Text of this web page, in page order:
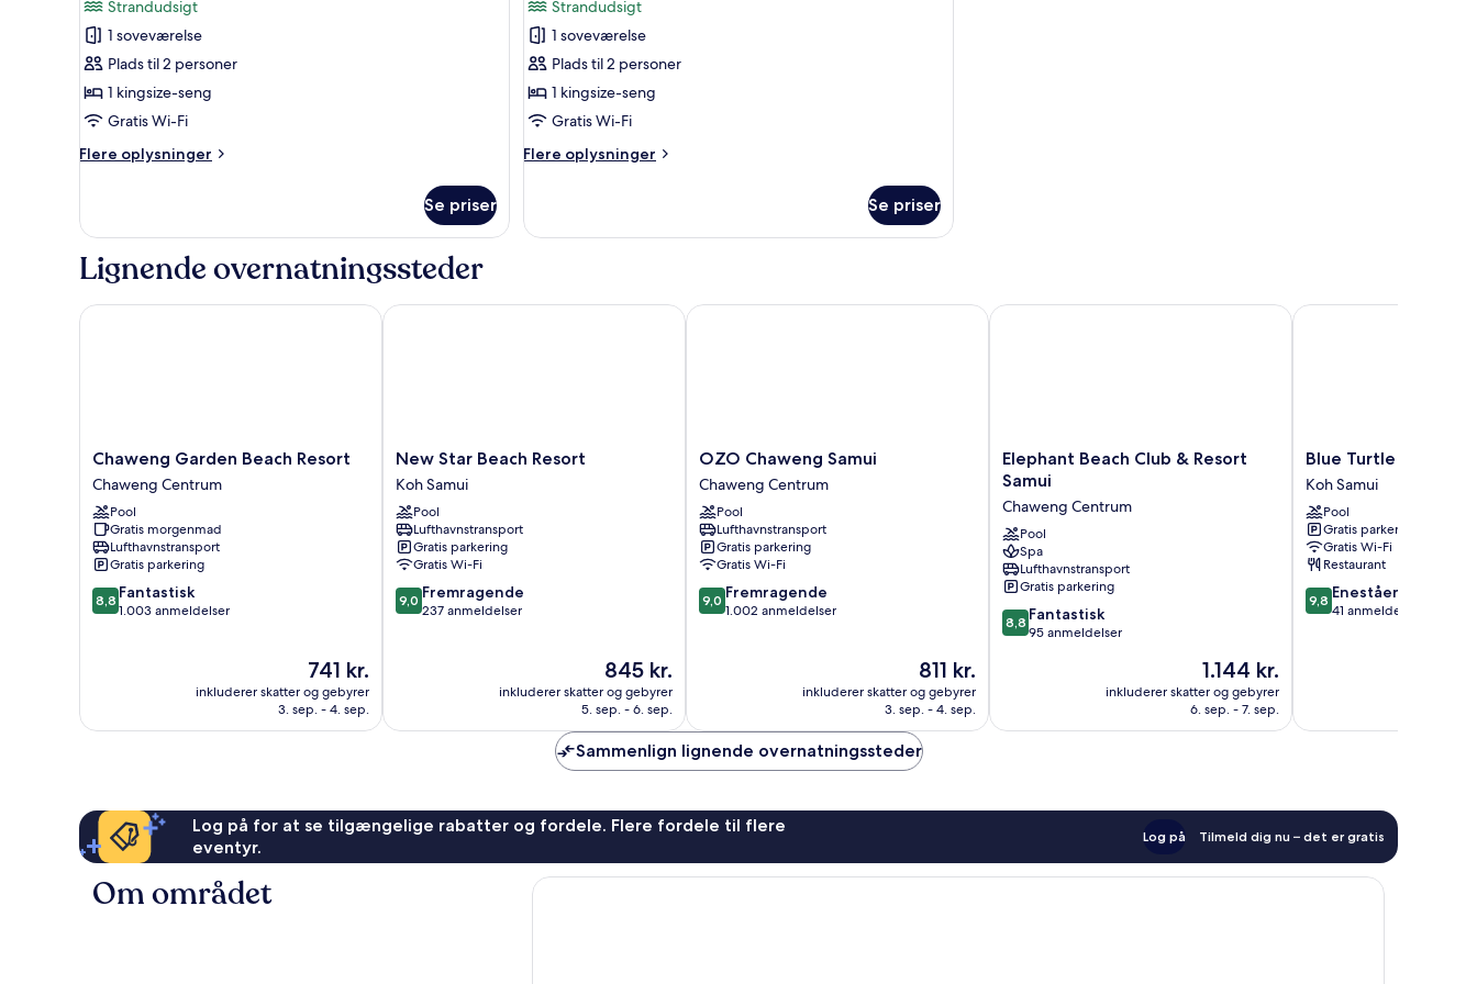
billeder
af
Paradise
Thai
Style
Strandudsigt
1 soveværelse
Plads til 2 personer
1 kingsize-seng
Gratis Wi-Fi
Flere oplysninger
Flere
Thai
Se priser
billeder
af
Paradise
Modern
Style
Strandudsigt
1 soveværelse
Plads til 2 personer
1 kingsize-seng
Gratis Wi-Fi
Flere oplysninger
Flere
Modern
Se priser
Lignende overnatningssteder
Chaweng
Garden
Beach
Resort
Chaweng
Centrum
Chaweng Garden Beach Resort
Chaweng Centrum
Pool
Gratis morgenmad
Lufthavnstransport
Gratis parkering
8.8
ud
8,8 Fantastisk
1.003 anmeldelser
Prisen
er
741 kr.
741 kr.
inkluderer skatter og gebyrer
3. sep. - 4. sep.
Chaweng Garden Beach Resort
New
Star
Beach
Resort
Koh
Samui
New Star Beach Resort
Koh Samui
Pool
Lufthavnstransport
Gratis parkering
Gratis Wi-Fi
9.0
ud
9,0 Fremragende
237 anmeldelser
Prisen
er
845 kr.
845 kr.
inkluderer skatter og gebyrer
5. sep. - 6. sep.
New Star Beach Resort
OZO
Chaweng
Samui
Chaweng
Centrum
OZO Chaweng Samui
Chaweng Centrum
Pool
Lufthavnstransport
Gratis parkering
Gratis Wi-Fi
9.0
ud
9,0 Fremragende
1.002 anmeldelser
Prisen
er
811 kr.
811 kr.
inkluderer skatter og gebyrer
3. sep. - 4. sep.
OZO Chaweng Samui
Elephant
Beach
&
Resort
Samui
Chaweng
Centrum
Elephant Beach Club & Resort
Samui
Chaweng Centrum
Pool
Spa
Lufthavnstransport
Gratis parkering
8.8
ud
anmeldelser
8,8 Fantastisk
95 anmeldelser
Prisen
er
1.144 kr.
1.144 kr.
inkluderer skatter og gebyrer
6. sep. - 7. sep.
Elephant Beach Club & Resort Samui
Blue
Turtle
Hotel
Samui
Koh
Samui
Blue Turtle Hotel
Koh Samui
Pool
Gratis parkering
Gratis Wi-Fi
Restaurant
9.8
ud
9,8 Enestående
41 anmeldelser
Blue Turtle Hotel
Sammenlign lignende overnatningssteder
Log på for at se tilgængelige rabatter og fordele. Flere fordele til flere
eventyr.
Log på Tilmeld dig nu – det er gratis
Om området